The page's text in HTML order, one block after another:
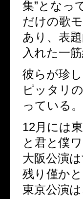
集”となっ
だけの歌
あり、表
入れた一
彼らが珍
ピッタリ
っている。
12月には
と君と僕
大阪公演
残り僅か
東京公演